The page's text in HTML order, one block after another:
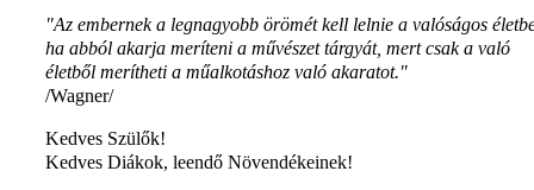
"Az embernek a legnagyobb örömét kell lelnie a valóságos
ha abból akarja meríteni a művészet tárgyát, mert csak a való
életből merítheti a műalkotáshoz való akaratot."
/Wagner/
Kedves Szülők!
Kedves Diákok, leendő Növendékeinek!